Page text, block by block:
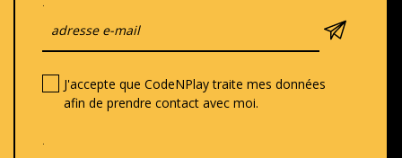
.
J'accepte que CodeNPlay traite mes données
afin de prendre contact avec moi.
.